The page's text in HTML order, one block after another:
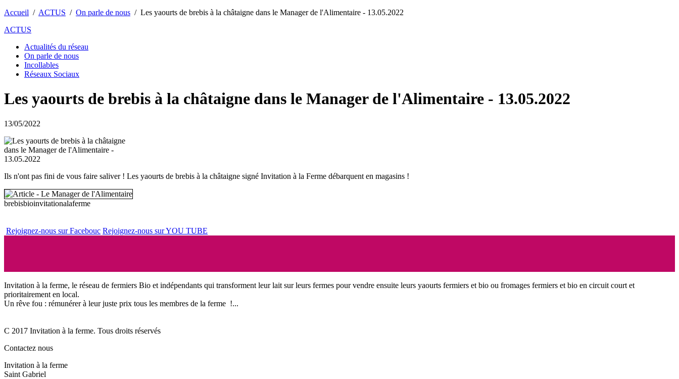
Accueil / ACTUS / On parle de nous / Les yaourts de brebis à la châtaigne dans le Manager de l'Alimentaire - 13.05.2022
ACTUS
Actualités du réseau
On parle de nous
Incollables
Réseaux Sociaux
Les yaourts de brebis à la châtaigne dans le Manager de l'Alimentaire - 13.05.2022
13/05/2022
Ils n'ont pas fini de vous faire saliver ! Les yaourts de brebis à la châtaigne signé Invitation à la Ferme débarquent en magasins !
brebisbioinvitationalaferme
Rejoignez-nous sur Facebouc Rejoignez-nous sur YOU TUBE
Invitation à la ferme, le réseau de fermiers Bio et indépendants qui transforment leur lait sur leurs fermes pour vendre ensuite leurs yaourts fermiers et bio ou fromages fermiers et bio en circuit court et
prioritairement en local.
Un rêve fou : rémunérer à leur juste prix tous les membres de la ferme !...
C 2017 Invitation à la ferme. Tous droits réservés
Contactez nous
Invitation à la ferme
Saint Gabriel